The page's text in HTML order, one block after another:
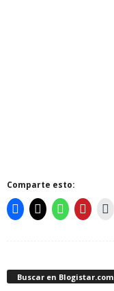
Comparte esto:
Buscar en Blogistar.com